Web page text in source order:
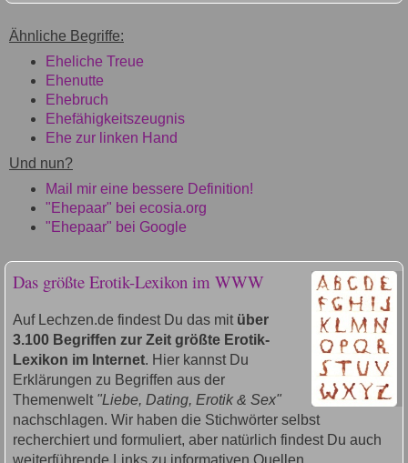
Ähnliche Begriffe:
Eheliche Treue
Ehenutte
Ehebruch
Ehefähigkeitszeugnis
Ehe zur linken Hand
Und nun?
Mail mir eine bessere Definition!
"Ehepaar" bei ecosia.org
"Ehepaar" bei Google
Das größte Erotik-Lexikon im WWW
Auf Lechzen.de findest Du das mit über
3.100 Begriffen zur Zeit größte Erotik-
Lexikon im Internet. Hier kannst Du
Erklärungen zu Begriffen aus der
Themenwelt "Liebe, Dating, Erotik & Sex"
nachschlagen. Wir haben die Stichwörter selbst
recherchiert und formuliert, aber natürlich findest Du auch
weiterführende Links zu informativen Quellen.